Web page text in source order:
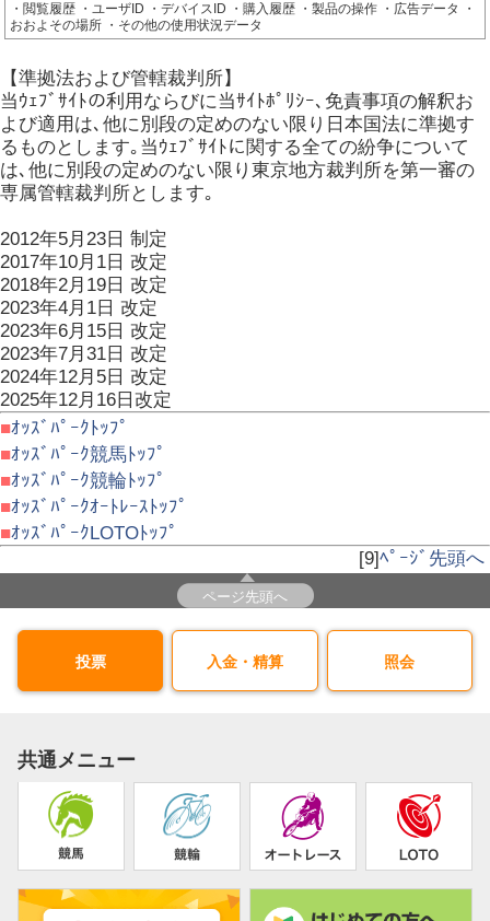
・閲覧履歴 ・ユーザID ・デバイスID ・購入履歴 ・製品の操作 ・広告データ ・
おおよその場所 ・その他の使用状況データ
【準拠法および管轄裁判所】
当ｳｪﾌﾞｻｲﾄの利用ならびに当ｻｲﾄﾎﾟﾘｼｰ､免責事項の解釈お
よび適用は､他に別段の定めのない限り日本国法に準拠す
るものとします｡当ｳｪﾌﾞｻｲﾄに関する全ての紛争について
は､他に別段の定めのない限り東京地方裁判所を第一審の
専属管轄裁判所とします｡
2012年5月23日 制定
2017年10月1日 改定
2018年2月19日 改定
2023年4月1日 改定
2023年6月15日 改定
2023年7月31日 改定
2024年12月5日 改定
2025年12月16日改定
■ｵｯｽﾞﾊﾟｰｸﾄｯﾌﾟ
■ｵｯｽﾞﾊﾟｰｸ競馬ﾄｯﾌﾟ
■ｵｯｽﾞﾊﾟｰｸ競輪ﾄｯﾌﾟ
■ｵｯｽﾞﾊﾟｰｸｵｰﾄﾚｰｽﾄｯﾌﾟ
■ｵｯｽﾞﾊﾟｰｸLOTOﾄｯﾌﾟ
[9]ﾍﾟｰｼﾞ先頭へ
ページ先頭へ
投票 入金・精算 照会
共通メニュー